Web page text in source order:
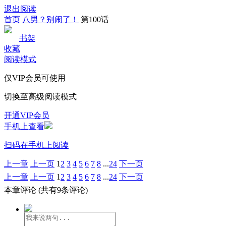
退出阅读
首页 八男？别闹了！ 第100话
书架
收藏
阅读模式
仅VIP会员可使用
切换至高级阅读模式
开通VIP会员
手机上查看
扫码在手机上阅读
上一章 上一页 1 2 3 4 5 6 7 8 ...24 下一页
上一章
上一页 1 2 3 4 5 6 7 8 ...24 下一页
本章评论 (共有9条评论)